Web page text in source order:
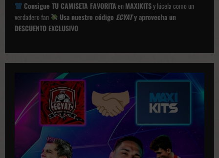
Consigue TU CAMISETA FAVORITAenMAXIKITSy lúcela como un
verdadero fan
Usa nuestro código ECYATy aprovecha un
DESCUENTO EXCLUSIVO